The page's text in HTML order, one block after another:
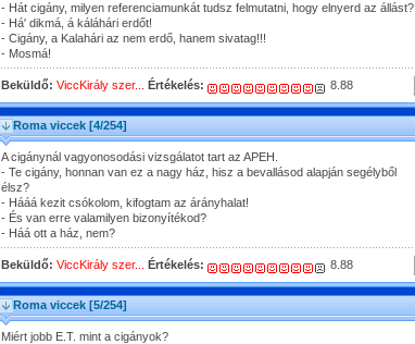
- Hát cigány, milyen referenciamunkát tudsz felmutatni, hogy elnyerd az állást?
- Há' dikmá, á káláhári erdőt!
- Cigány, a Kalahári az nem erdő, hanem sivatag!!!
- Mosmá!
Beküldő: ViccKirály szer... Értékelés: 8.88
Roma viccek [4/254]
A cigánynál vagyonosodási vizsgálatot tart az APEH.
- Te cigány, honnan van ez a nagy ház, hisz a bevallásod alapján segélyből
élsz?
- Hááá kezit csókolom, kifogtam az árányhalat!
- És van erre valamilyen bizonyítékod?
- Háá ott a ház, nem?
Beküldő: ViccKirály szer... Értékelés: 8.88
Roma viccek [5/254]
Miért jobb E.T. mint a cigányok?